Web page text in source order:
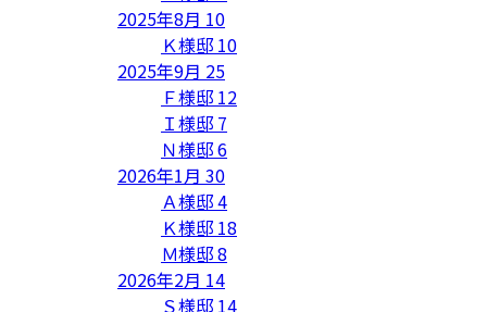
2025年8月 10
Ｋ様邸 10
2025年9月 25
Ｆ様邸 12
Ｉ様邸 7
Ｎ様邸6
2026年1月 30
Ａ様邸4
Ｋ様邸 18
Ｍ様邸8
2026年2月 14
Ｓ様邸 14